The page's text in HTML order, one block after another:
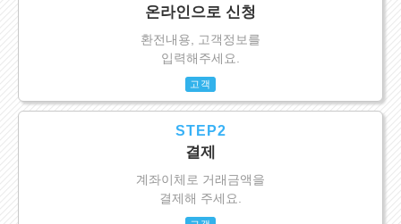
온라인으로 신청
환전내용, 고객정보를
입력해주세요.
고객
STEP2
결제
계좌이체로 거래금액을
결제해 주세요.